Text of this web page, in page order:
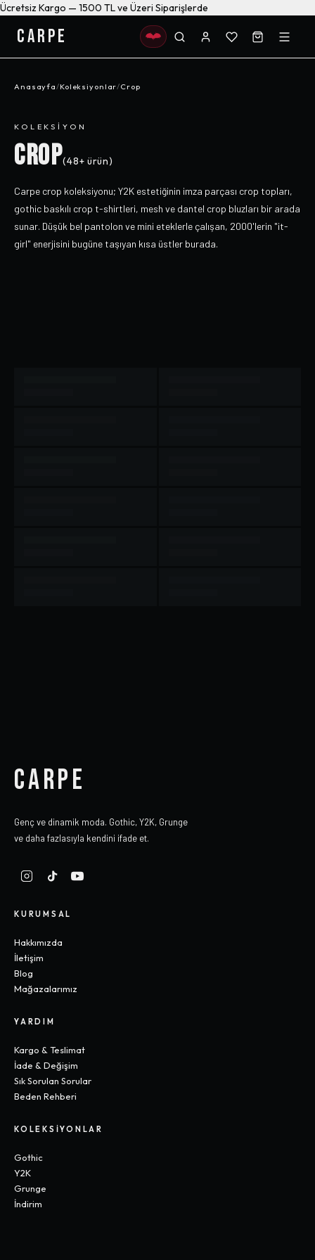
Ücretsiz Kargo — 1500 TL ve Üzeri Siparişlerde
CARPE
Anasayfa/Koleksiyonlar/Crop
KOLEKSIYON
CROP(48+ ürün)
Carpe crop koleksiyonu; Y2K estetiğinin imza parçası crop topları,
gothic baskılı crop t-shirtleri, mesh ve dantel crop bluzları bir arada
sunar. Düşük bel pantolon ve mini eteklerle çalışan, 2000'lerin "it-
girl" enerjisini bugüne taşıyan kısa üstler burada.
CARPE
Genç ve dinamik moda. Gothic, Y2K, Grunge
ve daha fazlasıyla kendini ifade et.
KURUMSAL
Hakkımızda
İletişim
Blog
Mağazalarımız
YARDIM
Kargo & Teslimat
İade & Değişim
Sık Sorulan Sorular
Beden Rehberi
KOLEKSIYONLAR
Gothic
Y2K
Grunge
İndirim